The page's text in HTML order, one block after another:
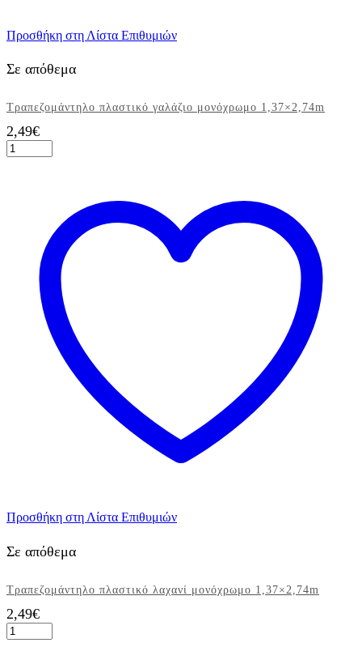
Προσθήκη στη Λίστα Επιθυμιών
Σε απόθεμα
Τραπεζομάντηλο πλαστικό γαλάζιο μονόχρωμο 1,37×2,74m
2,49€
Τραπεζομάντηλο
πλαστικό
Προσθήκη στη Λίστα Επιθυμιών
Σε απόθεμα
Τραπεζομάντηλο πλαστικό λαχανί μονόχρωμο 1,37×2,74m
2,49€
Τραπεζομάντηλο
πλαστικό